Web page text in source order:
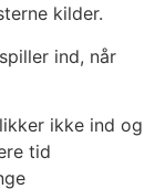
kilder.
ind, når
ikke ind og
tid